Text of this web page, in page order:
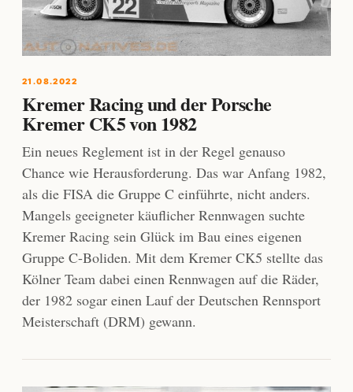
21.08.2022
Kremer Racing und der Porsche
Kremer CK5 von 1982
Ein neues Reglement ist in der Regel genauso
Chance wie Herausforderung. Das war Anfang 1982,
als die FISA die Gruppe C einführte, nicht anders.
Mangels geeigneter käuflicher Rennwagen suchte
Kremer Racing sein Glück im Bau eines eigenen
Gruppe C-Boliden. Mit dem Kremer CK5 stellte das
Kölner Team dabei einen Rennwagen auf die Räder,
der 1982 sogar einen Lauf der Deutschen Rennsport
Meisterschaft (DRM) gewann.